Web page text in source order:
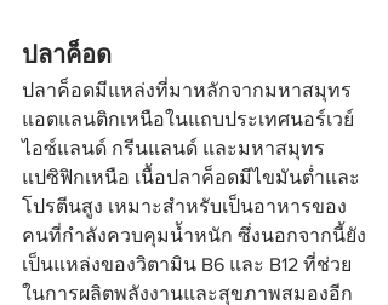
ปลาค็อด
ปลาค็อดมีแหล่งที่มาหลักจากมหาสมุทร
แอตแลนติกเหนือในแถบประเทศนอร์เวย์
ไอซ์แลนด์ กรีนแลนด์ และมหาสมุทร
แปซิฟิกเหนือ เนื้อปลาค็อดมีไขมันต่ำและ
โปรตีนสูง เหมาะสำหรับเป็นอาหารของ
คนที่กำลังควบคุมน้ำหนัก ซึ่งนอกจากนี้ยัง
เป็นแหล่งของวิตามิน B6 และ B12 ที่ช่วย
ในการผลิตพลังงานและสุขภาพสมองอีก